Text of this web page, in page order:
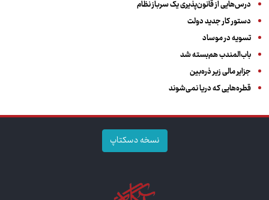
درس‌هایی از قانون‌پذیری یک سرباز نظام
دستور کار جدید دولت
تسویه در موساد
باب‌المندب هم‌بسته شد
جزایر مالی زیر ذره‌بین
قطره‌هایی که دریا نمی‌شوند
نسخه دسکتاپ